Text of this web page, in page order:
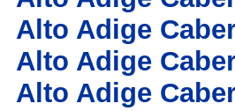
Alto Adige
Alto Adige
Alto Adige